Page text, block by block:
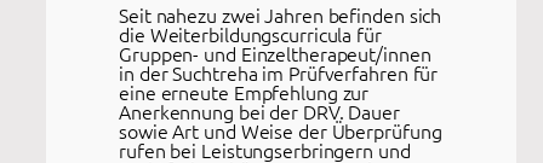
Seit nahezu zwei Jahren befinden sich
die Weiterbildungscurricula für
Gruppen- und Einzeltherapeut/innen
in der Suchtreha im Prüfverfahren für
eine erneute Empfehlung zur
Anerkennung bei der DRV. Dauer
sowie Art und Weise der Überprüfung
rufen bei Leistungserbringern und